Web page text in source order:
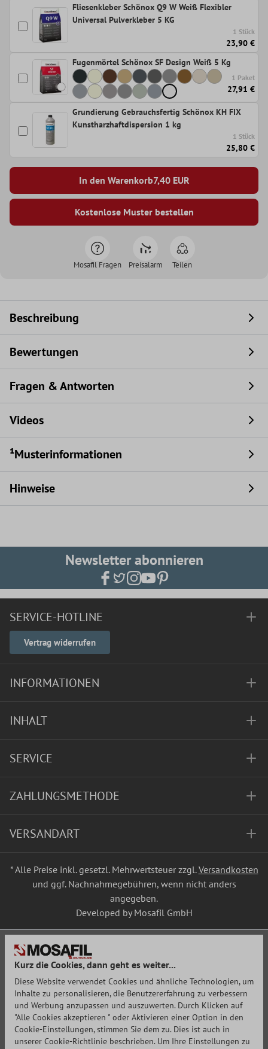
Fliesenkleber Schönox Q9 W Weiß Flexibler
Universal Pulverkleber 5 KG
1 Stück
23,90 €
Fugenmörtel Schönox SF Design Weiß 5 Kg
1 Paket
27,91 €
Grundierung Gebrauchsfertig Schönox KH FIX
Kunstharzhaftdispersion 1 kg
1 Stück
25,80 €
In den Warenkorb7,40EUR
Kostenlose Muster bestellen
Mosafil Fragen Preisalarm Teilen
Beschreibung
Bewertungen
Fragen & Antworten
Videos
¹Musterinformationen
Hinweise
Newsletter abonnieren
SERVICE-HOTLINE
Vertrag widerrufen
INFORMATIONEN
INHALT
SERVICE
ZAHLUNGSMETHODE
VERSANDART
* Alle Preise inkl. gesetzl. Mehrwertsteuer zzgl.Versandkosten
und ggf. Nachnahmegebühren, wenn nicht anders
angegeben.
Developed by Mosafil GmbH
Kurz die Cookies, dann geht es weiter...
Diese Website verwendet Cookies und ähnliche Technologien, um
Inhalte zu personalisieren, die Benutzererfahrung zu verbessern
und Werbung anzupassen und auszuwerten. Durch Klicken auf
"Alle Cookies akzeptieren " oder Aktivieren einer Option in den
Cookie-Einstellungen, stimmen Sie dem zu. Dies ist auch in
unserer Cookie-Richtlinie beschrieben. Um Ihre Einstellungen zu